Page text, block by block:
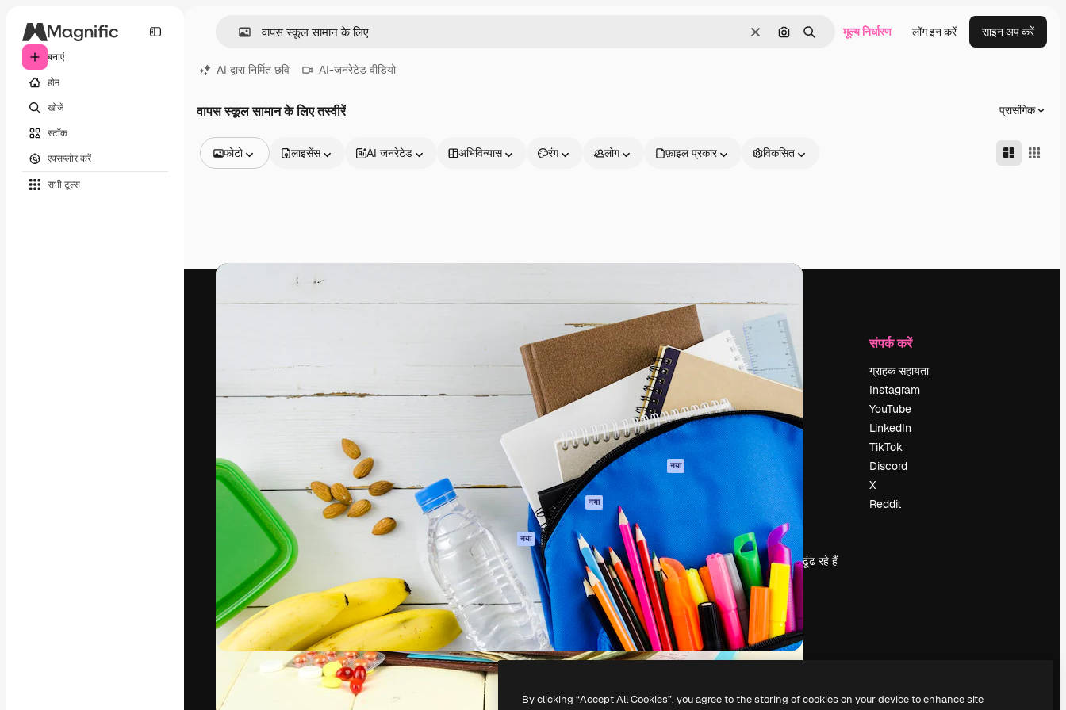
बनाएं
होम
खोजें
स्टॉक
एक्सप्लोर करें
सभी टूल्‍स
साफ़ इमेज से खोजें
खोजें मूल्य निर्धारण लॉग इन करें साइन अप करें
AI द्वारा निर्मित छवि AI-जनरेटेड वीडियो
वापस स्कूल सामान के लिए तस्वीरें प्रासंगिक
फोटो
वीडियो
वीडियो टेम्पलेट्स
लाइसेंस AI जनरेटेड अभिविन्यास रंग लोग फ़ाइल प्रकार विकसित
अपने बेहतरीन काम को बनाने के लिए क्रिएटिव प्लेटफॉर्म।
क्रिएटिव, एंटरप्राइजेज, एजेंसियों और स्टूडियो में 1
मिलियन से ज़्यादा सब्सक्राइबर।
प्रोडक्ट्स
Spaces
AI सहायक
एआई इमेज जेनरेटर
AI वीडियो जनरेटर
एआई वॉयस जनरेटर
स्टॉक सामग्री
MCP
Claude/ChatGPT नया
नया
API
मोबाइल ऐप
सभी फ्रीपिक उपकरण
शुरू करें
Academy
दस्तावेज़ीकरण
सहायता
उपयोग की शर्तें
गोपनीयता नीति
ओरिजिनल्स
नया
कुकीज़ नीति
ट्रस्ट सेंटर
एफिलिएट्स
बिज़नेस
कंपनी
मूल्य निर्धारण
हमारे बारे में
रिव्यू
करियर
खोज रुझान
ब्लॉग
घटनाक्रम
Slidesgo
सामग्री बेचें
प्रेस कक्ष
magnific.ai ढूंढ रहे हैं
संपर्क करें
ग्राहक सहायता
Instagram
YouTube
LinkedIn
TikTok
Discord
X
Reddit
Copyright © 2010-2026Freepik Company S.L.U. सर्वाधिकार सुरक्षित.
By clicking “Accept All Cookies”, you agree to the storing of cookies on your device to enhance site